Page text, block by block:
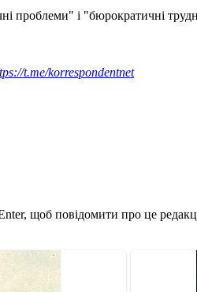
проблеми" і "бюрократичні
t.me/korrespondentnet
щоб повідомити про це